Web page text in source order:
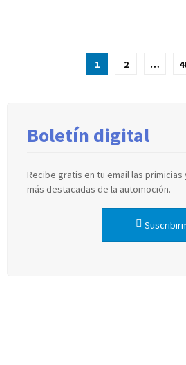
Paginación
1 2 …
Boletín digital
Recibe gratis en tu email las
más destacadas de la automoción.